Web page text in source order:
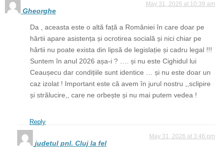
Gheorghe
May 31, 2026 at 10:39 am
Da , aceasta este o altă față a României în care doar pe
hârtii apare asistența și ocrotirea socială și nici chiar pe
hârtii nu poate exista din lipsă de legislație și cadru legal !!!
Suntem în anul 2026 așa-i ? …. și nu este Cighidul lui
Ceaușecu dar condițiile sunt identice … și nu este doar un
caz izolat ! Important este că avem în jurul nostru ,,sclipire
și strălucire,, care ne orbește și nu mai putem vedea !
Reply
judetul pnl. Cluj la fel
May 31, 2026 at 3:46 pm